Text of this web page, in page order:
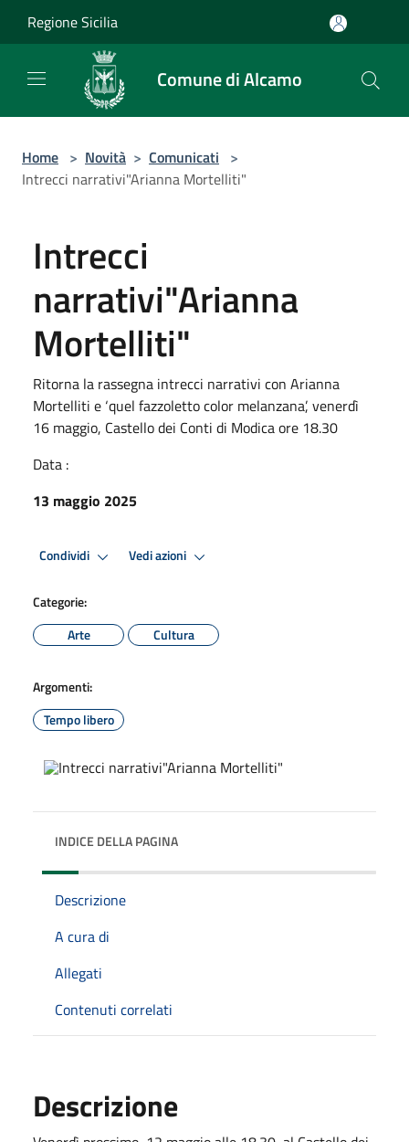
Regione Sicilia
Comune di Alcamo
Home > Novità > Comunicati >
Intrecci narrativi"Arianna Mortelliti"
Intrecci
narrativi"Arianna
Mortelliti"
Ritorna la rassegna intrecci narrativi con Arianna
Mortelliti e ‘quel fazzoletto color melanzana’, venerdì
16 maggio, Castello dei Conti di Modica ore 18.30
Data :
13 maggio 2025
Condividi Vedi azioni
Categorie:
Arte
Cultura
Argomenti:
Tempo libero
INDICE DELLA PAGINA
Descrizione
A cura di
Allegati
Contenuti correlati
Descrizione